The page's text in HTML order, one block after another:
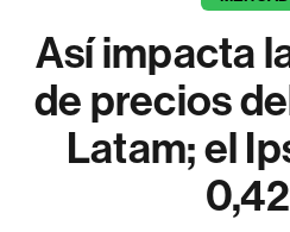
Así impacta
de precios
Latam; el